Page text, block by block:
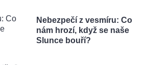
Nebezpečí z vesmíru: Co
nám hrozí, když se naše
Slunce bouří?